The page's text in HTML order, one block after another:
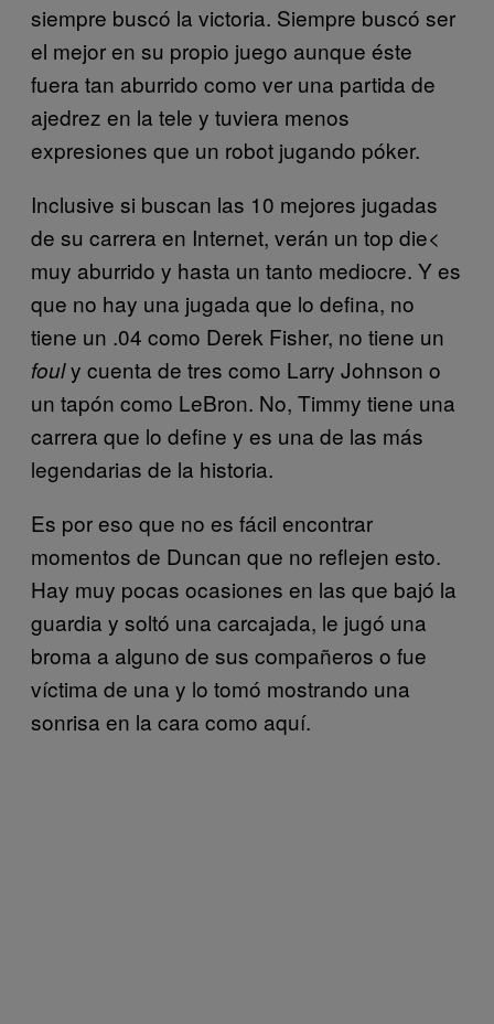
siempre buscó la victoria. Siempre buscó ser
el mejor en su propio juego aunque éste
fuera tan aburrido como ver una partida de
ajedrez en la tele y tuviera menos
expresiones que un robot jugando póker.
Inclusive si buscan las 10 mejores jugadas
de su carrera en Internet, verán un top die<
muy aburrido y hasta un tanto mediocre. Y es
que no hay una jugada que lo defina, no
tiene un .04 como Derek Fisher, no tiene un
fouly cuenta de tres como Larry Johnson o
un tapón como LeBron. No, Timmy tiene una
carrera que lo define y es una de las más
legendarias de la historia.
Es por eso que no es fácil encontrar
momentos de Duncan que no reflejen esto.
Hay muy pocas ocasiones en las que bajó la
guardia y soltó una carcajada, le jugó una
broma a alguno de sus compañeros o fue
víctima de una y lo tomó mostrando una
sonrisa en la cara como aquí.